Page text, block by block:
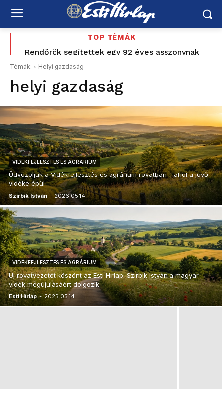
TOP TÉMÁK
Rendőrök segítettek egy 92 éves asszonynak
visszaállítani a klímát
Témák: Helyi gazdaság
helyi gazdaság
VIDÉKFEJLESZTÉS ÉS AGRÁRIUM
Üdvözöljük a Vidékfejlesztés és agrárium rovatban – ahol a jövő
vidéke épül
Szirbik István - 2026.05.14.
VIDÉKFEJLESZTÉS ÉS AGRÁRIUM
Új rovatvezetőt köszönt az Esti Hírlap: Szirbik István a magyar
vidék megújulásáért dolgozik
Esti Hírlap - 2026.05.14.